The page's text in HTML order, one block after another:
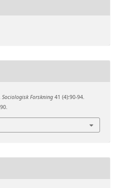
Sociologisk Forskning41 (4):90-94.